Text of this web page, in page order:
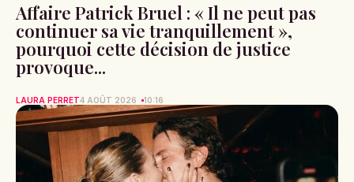
Affaire Patrick Bruel : « Il ne peut pas
continuer sa vie tranquillement »,
pourquoi cette décision de justice
provoque...
LAURA PERRET4 AOÛT 2026 10:16